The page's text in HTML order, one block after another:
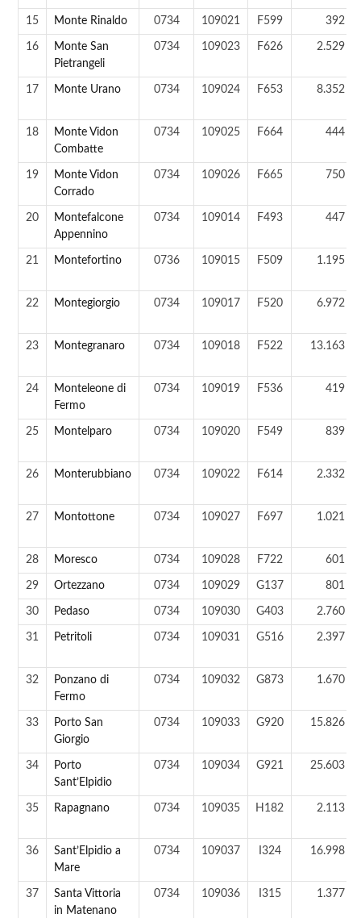
15 Monte Rinaldo 0734 109021 F599 392 ab
16
Monte San
Pietrangeli
0734 109023 F626 2.529 ab
17 Monte Urano 0734 109024 F653 8.352 ab
18
Monte Vidon
Combatte
0734 109025 F664 444 ab
19
Monte Vidon
Corrado
0734 109026 F665 750 ab
20
Montefalcone
Appennino
0734 109014 F493 447 ab
21 Montefortino 0736 109015 F509 1.195 ab
22 Montegiorgio 0734 109017 F520 6.972 ab
23 Montegranaro 0734 109018 F522 13.163 ab
24
Monteleone di
Fermo
0734 109019 F536 419 ab
25 Montelparo 0734 109020 F549 839 ab
26 Monterubbiano 0734 109022 F614 2.332 ab
27 Montottone 0734 109027 F697 1.021 ab
28 Moresco 0734 109028 F722 601 ab
29 Ortezzano 0734 109029 G137 801 ab
30 Pedaso 0734 109030 G403 2.760 ab
31 Petritoli 0734 109031 G516 2.397 ab
32
Ponzano di
Fermo
0734 109032 G873 1.670 ab
33
Porto San
Giorgio
0734 109033 G920 15.826 ab
34
Porto
Sant’Elpidio
0734 109034 G921 25.603 ab
35 Rapagnano 0734 109035 H182 2.113 ab
36
Sant’Elpidio a
Mare
0734 109037 I324 16.998 ab
37
Santa Vittoria
in Matenano
0734 109036 I315 1.377 ab